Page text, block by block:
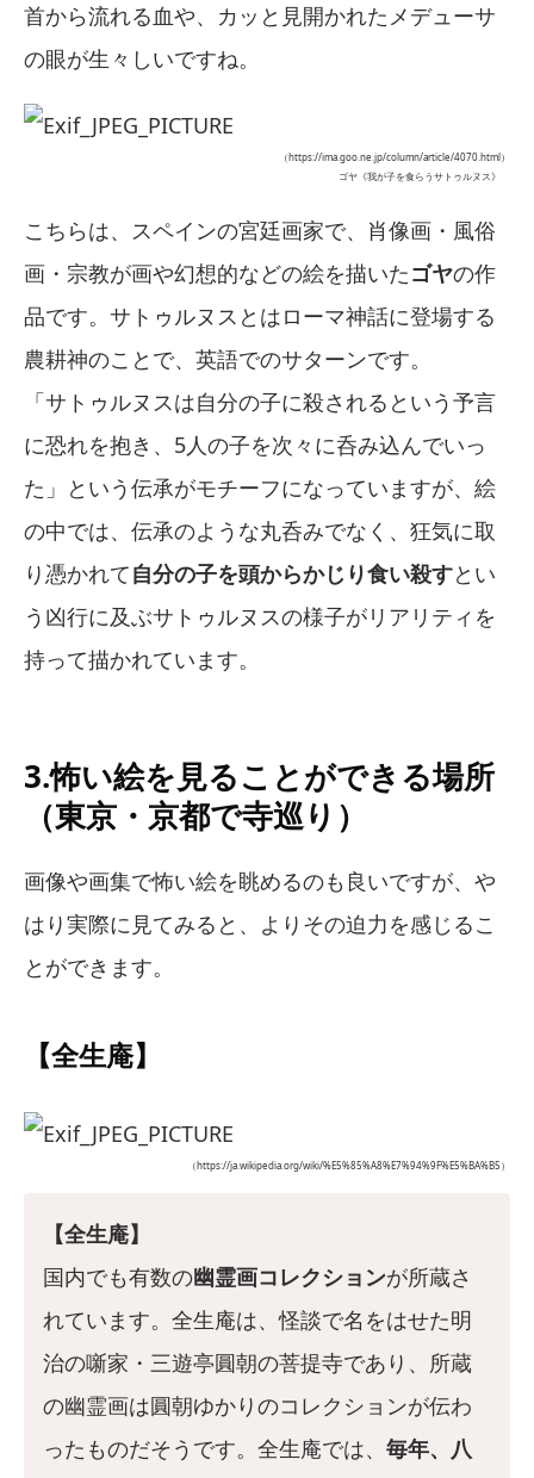
首から流れる血や、カッと見開かれたメデューサ
の眼が生々しいですね。
（https://ima.goo.ne.jp/column/article/4070.html）
ゴヤ《我が子を食らうサトゥルヌス》
こちらは、スペインの宮廷画家で、肖像画・風俗
画・宗教が画や幻想的などの絵を描いたゴヤの作
品です。サトゥルヌスとはローマ神話に登場する
農耕神のことで、英語でのサターンです。
「サトゥルヌスは自分の子に殺されるという予言
に恐れを抱き、5人の子を次々に呑み込んでいっ
た」という伝承がモチーフになっていますが、絵
の中では、伝承のような丸呑みでなく、狂気に取
り憑かれて自分の子を頭からかじり食い殺すとい
う凶行に及ぶサトゥルヌスの様子がリアリティを
持って描かれています。
3.怖い絵を見ることができる場所
（東京・京都で寺巡り）
画像や画集で怖い絵を眺めるのも良いですが、や
はり実際に見てみると、よりその迫力を感じるこ
とができます。
【全生庵】
（https://ja.wikipedia.org/wiki/%E5%85%A8%E7%94%9F%E5%BA%B5）
【全生庵】
国内でも有数の幽霊画コレクションが所蔵さ
れています。全生庵は、怪談で名をはせた明
治の噺家・三遊亭圓朝の菩提寺であり、所蔵
の幽霊画は圓朝ゆかりのコレクションが伝わ
ったものだそうです。全生庵では、 毎年、八